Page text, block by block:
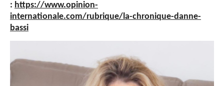
: https://www.opinion-
internationale.com/rubrique/la-chronique-danne-
bassi